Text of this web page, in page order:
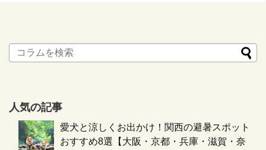
人気の記事
愛犬と涼しくお出かけ！関西の避暑スポット
おすすめ8選【大阪・京都・兵庫・滋賀・奈